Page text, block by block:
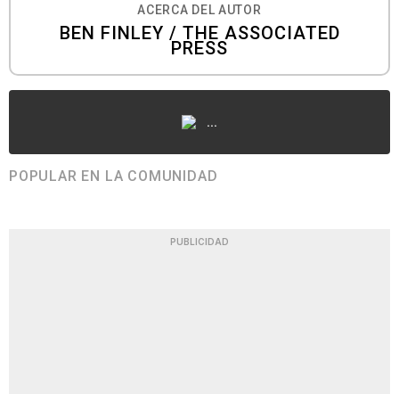
ACERCA DEL AUTOR
BEN FINLEY / THE ASSOCIATED
PRESS
...
POPULAR EN LA COMUNIDAD
PUBLICIDAD